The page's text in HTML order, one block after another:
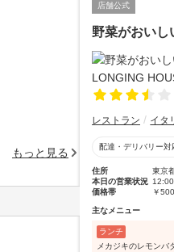
店舗公式
野菜がおいし
レストラン イタ
配達・デリバリー対
住所
東京
本日の営業状況
価格帯
￥
主なメニュー
ランチ
メカジキのレモンバ
もっと見る